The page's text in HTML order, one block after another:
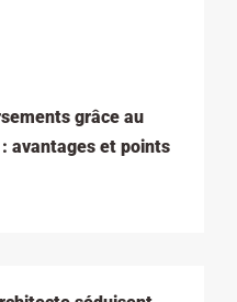
grâce au
avantages et points